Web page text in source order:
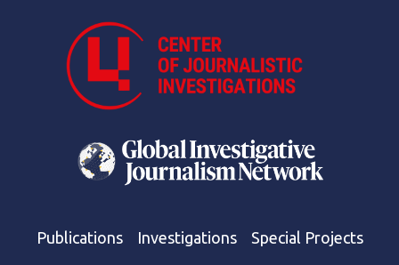
Publications Investigations Special Projects